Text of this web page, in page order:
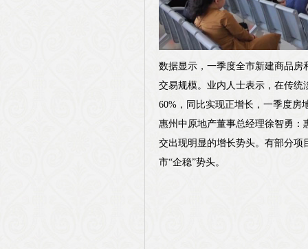
数据显示，一季度全市新建商品房
交易规模。业内人士表示，在传统
60%，同比实现正增长，一季度房
惠州中原地产董事总经理徐智勇：
交出现明显的增长势头。有部分项
市“企稳”势头。